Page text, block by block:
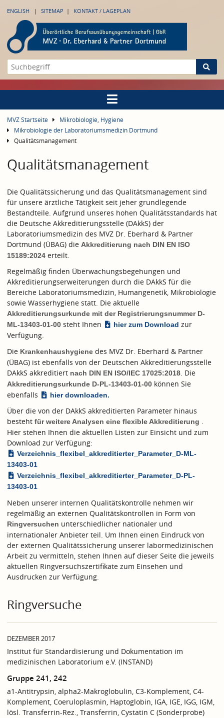
ENGLISH SITEMAP KONTAKT / LAGEPLAN
MVZ Startseite
Mikrobiologie, Hygiene
Mikrobiologie der Laboratoriumsmedizin Dortmund
Qualitätsmanagement
Qualitätsmanagement
Die Qualitätssicherung und das Qualitätsmanagement sind
für unsere ärztliche Tätigkeit seit jeher grundlegende
Bestandteile. Aufgrund unseres hohen Qualitätsstandards hat
die Deutsche Akkreditierungsstelle (DAkkS) der
Laboratoriumsmedizin des MVZ Dr. Eberhard & Partner
Dortmund (ÜBAG) die Akkreditierung nach DIN EN ISO
15189:2024 erteilt.
Regelmäßig finden Überwachungsbegehungen und
Akkreditierungserweiterungen durch die DAkkS für die
Bereiche Laboratoriumsmedizin, Humangenetik, Mikrobiologie
sowie Wasserhygiene statt. Die aktuelle
Akkreditierungsurkunde mit der Registrierungsnummer D-
ML-13403-01-00 steht Ihnen hier zum Download zur
Verfügung.
Die Krankenhaushygiene des MVZ Dr. Eberhard & Partner
(ÜBAG) ist ebenfalls von der Deutschen Akkreditierungsstelle
DAkkS akkreditiert nach DIN EN ISO/IEC 17025:2018 . Die
Akkreditierungsurkunde D-PL-13403-01-00 können Sie
ebenfalls
hier downloaden.
Über die von der DAkkS akkreditierten Parameter hinaus
besteht für weitere Analysen eine flexible Akkreditierung .
Hier stehen Ihnen die aktuellen Listen zur Einsicht und zum
Download zur Verfügung:
Verzeichnis_flexibel_akkreditierter_Parameter_D-ML-
13403-01
Verzeichnis_flexibel_akkreditierter_Parameter_D-PL-
13403-01
Neben unserer internen Qualitätskontrolle nehmen wir
regelmäßig an externen Qualitätskontrollen in Form von
Ringversuchen unterschiedlicher nationaler und
internationaler Anbieter teil. Um Ihnen einen Eindruck von
der externen Qualitätssicherung unserer labormedizinischen
Arbeit zu vermitteln, stehen Ihnen auf dieser Seite die jeweils
aktuellen Ringversuchszertifikate zum Einsehen und
Ausdrucken zur Verfügung.
Ringversuche
DEZEMBER 2017
Institut für Standardisierung und Dokumentation im
medizinischen Laboratorium e.V. (INSTAND)
Gruppe 241, 242
a1-Antitrypsin, alpha2-Makroglobulin, C3-Komplement, C4-
Komplement, Coeruloplasmin, Haptoglobin, IGA, IGE, IGG, IGM,
lösl. Transferrin-Rez., Transferrin, Cystatin C (Sonderprobe)